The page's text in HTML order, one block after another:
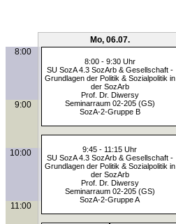
Mo, 06.07.
8:00
8:00 - 9:30 Uhr
SU SozA 4.3 SozArb & Gesellschaft -
Grundlagen der Politik & Sozialpolitik in
der SozArb
Prof. Dr. Diwersy
Seminarraum 02-205 (GS)
SozA-2-Gruppe B
9:00
9:45 - 11:15 Uhr
SU SozA 4.3 SozArb & Gesellschaft -
Grundlagen der Politik & Sozialpolitik in
der SozArb
Prof. Dr. Diwersy
Seminarraum 02-205 (GS)
SozA-2-Gruppe A
10:00
11:00